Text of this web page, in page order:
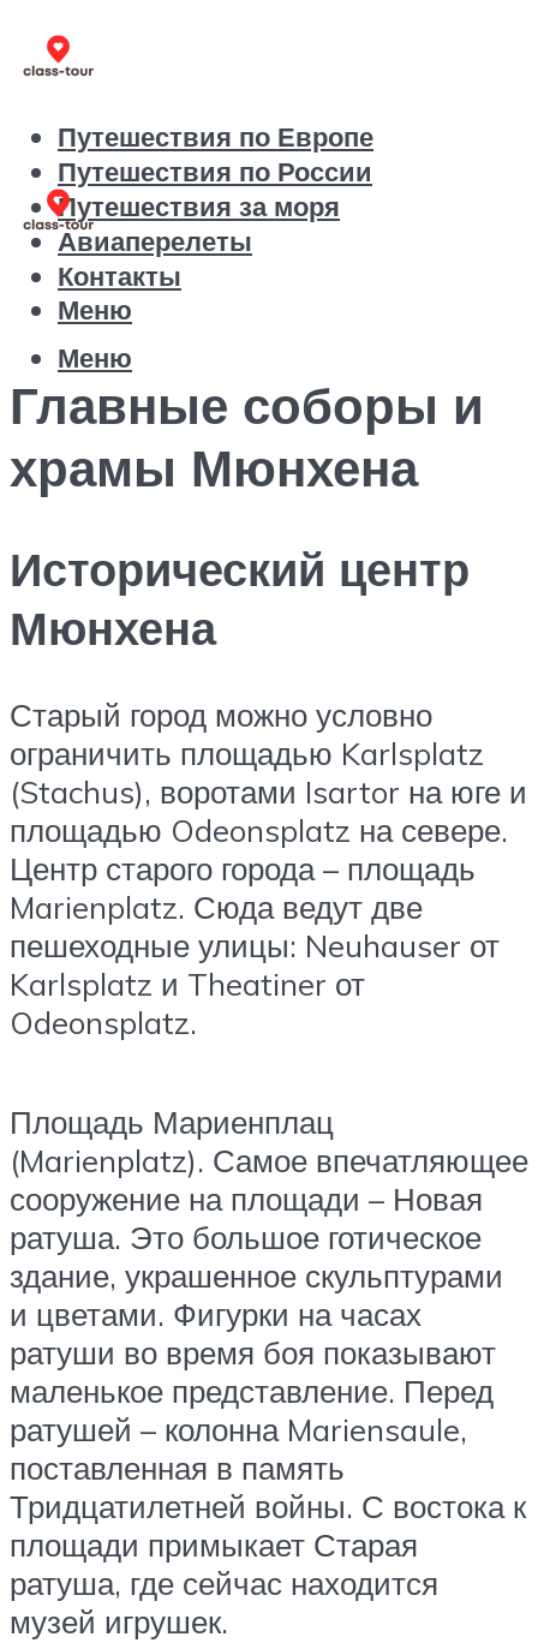
Путешествия по Европе
Путешествия по России
Путешествия за моря
Авиаперелеты
Контакты
Меню
Меню
Главные соборы и
храмы Мюнхена
Исторический центр
Мюнхена
Старый город можно условно
ограничить площадью Karlsplatz
(Stachus), воротами Isartor на юге и
площадью Odeonsplatz на севере.
Центр старого города – площадь
Marienplatz. Сюда ведут две
пешеходные улицы: Neuhauser от
Karlsplatz и Theatiner от
Odeonsplatz.
Площадь Мариенплац
(Marienplatz). Самое впечатляющее
сооружение на площади – Новая
ратуша. Это большое готическое
здание, украшенное скульптурами
и цветами. Фигурки на часах
ратуши во время боя показывают
маленькое представление. Перед
ратушей – колонна Mariensaule,
поставленная в память
Тридцатилетней войны. С востока к
площади примыкает Старая
ратуша, где сейчас находится
музей игрушек.